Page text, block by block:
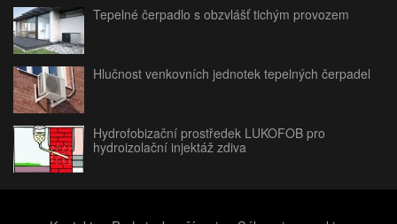
Tepelné čerpadlo s obzvlášť tichým provozem
Hlučnost venkovních jednotek tepelných čerpadel
Hydrofobizační prostředek LUKOFOB pro
hydroizolační injektáž zdiva